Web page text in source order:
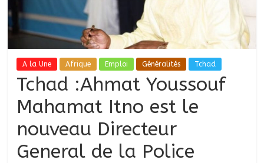
A la Une Afrique Emploi Généralités Tchad
Tchad :Ahmat Youssouf
Mahamat Itno est le
nouveau Directeur
General de la Police